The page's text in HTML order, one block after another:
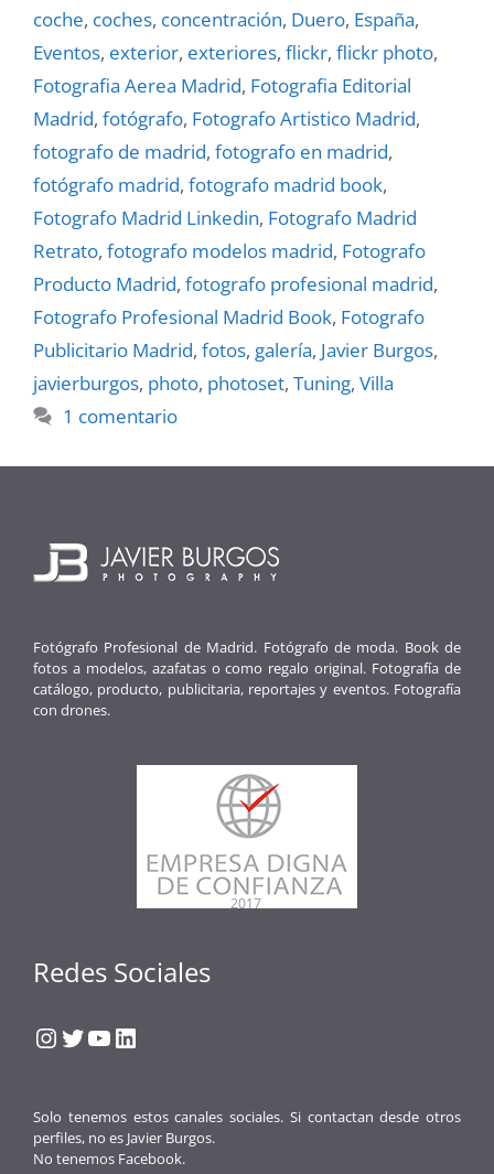
coche, coches, concentración, Duero, España,
Eventos, exterior, exteriores, flickr, flickr photo,
Fotografia Aerea Madrid, Fotografia Editorial
Madrid, fotógrafo, Fotografo Artistico Madrid,
fotografo de madrid, fotografo en madrid,
fotógrafo madrid, fotografo madrid book,
Fotografo Madrid Linkedin, Fotografo Madrid
Retrato, fotografo modelos madrid, Fotografo
Producto Madrid, fotografo profesional madrid,
Fotografo Profesional Madrid Book, Fotografo
Publicitario Madrid, fotos, galerí­a, Javier Burgos,
javierburgos, photo, photoset, Tuning, Villa
1 comentario
Fotógrafo Profesional de Madrid. Fotógrafo de moda. Book de
fotos a modelos, azafatas o como regalo original. Fotografía de
catálogo, producto, publicitaria, reportajes y eventos. Fotografía
con drones.
Redes Sociales
Instagram
Twitter
YouTube
LinkedIn
Solo tenemos estos canales sociales. Si contactan desde otros
perfiles, no es Javier Burgos.
No tenemos Facebook.